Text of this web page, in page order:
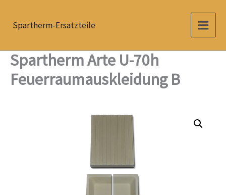
InhaltSpartherm-Ersatzteile
Spartherm Arte U-70h
Feuerraumauskleidung B